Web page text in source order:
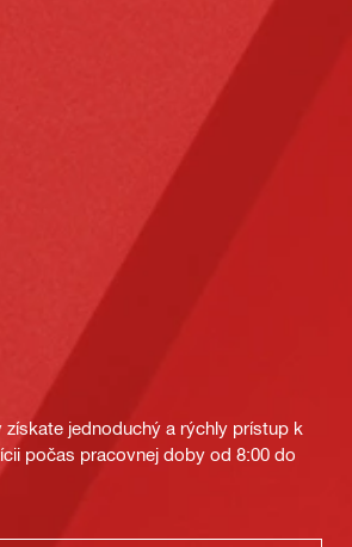
jednoduchý a rýchly prístup k
počas pracovnej doby od 8:00 do